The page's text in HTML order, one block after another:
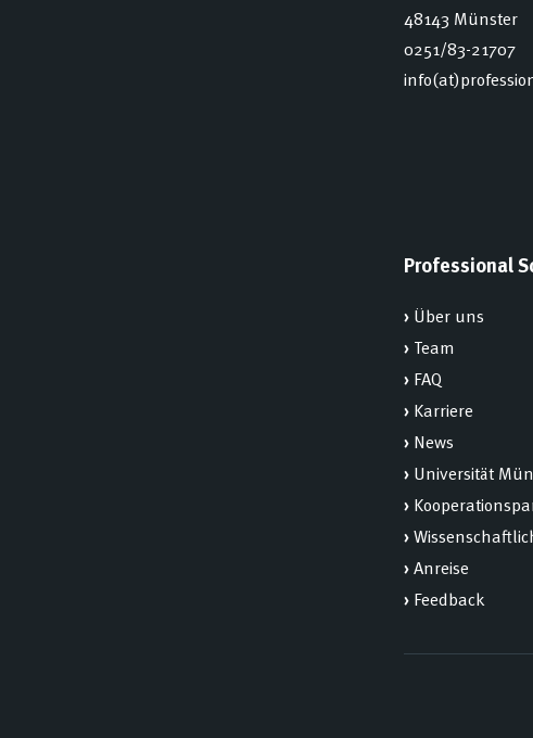
48143 Münster
0251/83-21707
Professional
› Über uns
› Team
› FAQ
› Karriere
› News
› Universität
›
›
›Anreise
› Feedback